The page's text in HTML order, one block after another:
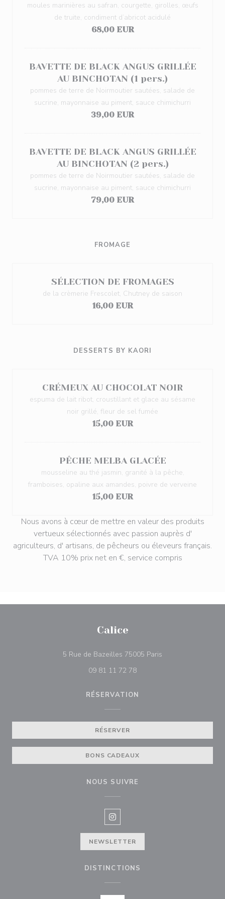
moules marinières au safran, courgette, girolles, œufs
de truite, condiment d’abricot acidulé
68,00 EUR
BAVETTE DE BLACK ANGUS GRILLÉE
AU BINCHOTAN (1 pers.)
pommes de terre de Noirmoutier sautées, salade de
sucrine, mayonnaise au piment, sauce chimichurri
39,00 EUR
BAVETTE DE BLACK ANGUS GRILLÉE
AU BINCHOTAN (2 pers.)
pommes de terre de Noirmoutier sautées, salade de
sucrine, mayonnaise au piment, sauce chimichurri
79,00 EUR
FROMAGE
SÉLECTION DE FROMAGES
de la crèmerie Frescolet, Chutney de saison
16,00 EUR
DESSERTS BY KAORI
CRÉMEUX AU CHOCOLAT NOIR
espuma de lait ribot, croustillant et glace au sésame
noir grillé, fleur de sel fumée
15,00 EUR
PÊCHE MELBA GLACÉE
mousseline au thé jasmin, granité à la pêche,
framboises, opaline aux amandes, poivre de verveine
15,00 EUR
Nous avons à cœur de mettre en valeur des produits
vertueux sélectionnés avec passion auprès d'
agriculteurs, d' artisans, de pêcheurs ou éleveurs français.
TVA 10% prix net en €, service compris
Calice
5 Rue de Bazeilles 75005 Paris
09 81 11 72 78
RÉSERVATION
RÉSERVER
BONS CADEAUX
NOUS SUIVRE
Instagram ((ouvre une nouvelle
NEWSLETTER
DISTINCTIONS